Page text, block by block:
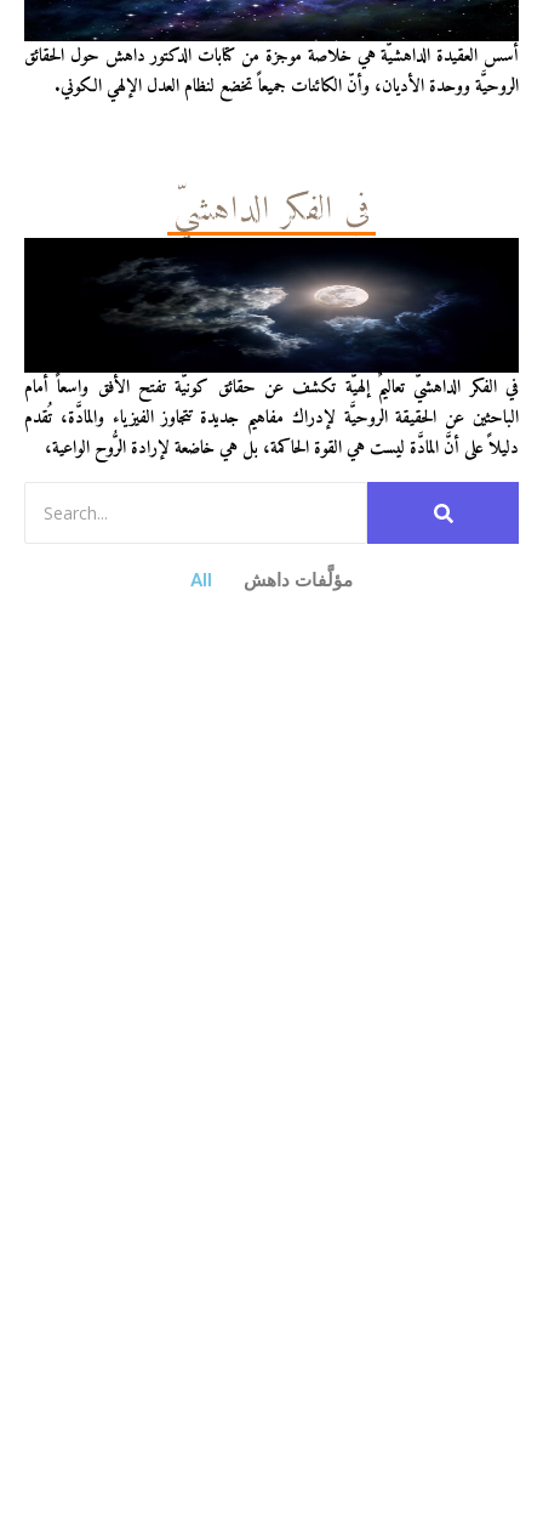
أُسس العقيدة الداهشيّة هي خلاصة موجزة من كتابات الدكتور داهش حول الحقائق
الروحيَّة ووحدة الأديان، وأنّ الكائنات جميعاً تخضع لنظام العدل الإلهي الكوني.
في الفكر الداهشيّ
في الفكر الداهشيّ تعاليمٌ إلهيَّة تكشف عن حقائق كونيَّة تفتح الأفق واسعاً أمام
الباحثين عن الحقيقة الروحيَّة لإدراك مفاهيم جديدة تتجاوز الفيزياء والمادَّة، تُقدم
دليلاً على أنَّ المادَّة ليست هي القوة الحاكمة، بل هي خاضعة لإرادة الرُّوح الواعية،
All مؤلَّفات داهش